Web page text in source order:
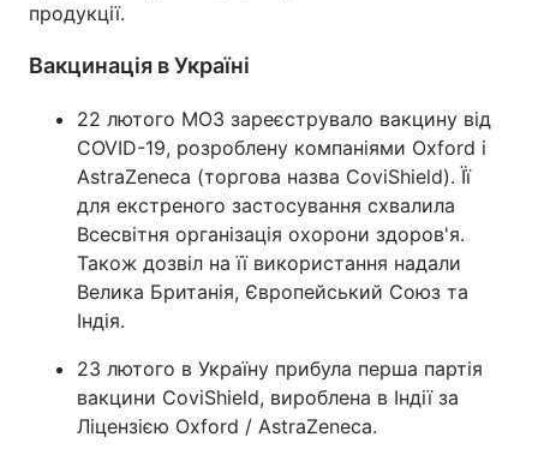
продукції.
Вакцинація в Україні
22 лютого МОЗ зареєструвало вакцину від
COVID-19, розроблену компаніями Oxford і
AstraZeneca (торгова назва CoviShield). Її
для екстреного застосування схвалила
Всесвітня організація охорони здоров'я.
Також дозвіл на її використання надали
Велика Британія, Європейський Союз та
Індія.
23 лютого в Україну прибула перша партія
вакцини CoviShield, вироблена в Індії за
Ліцензією Oxford / AstraZeneca.